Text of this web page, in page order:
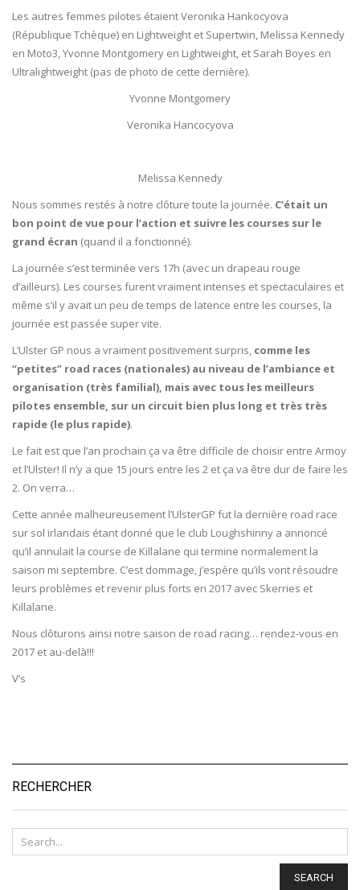
Les autres femmes pilotes étaient Veronika Hankocyova
(République Tchèque) en Lightweight et Supertwin, Melissa Kennedy
en Moto3, Yvonne Montgomery en Lightweight, et Sarah Boyes en
Ultralightweight (pas de photo de cette dernière).
Yvonne Montgomery
Veronika Hancocyova
Melissa Kennedy
Nous sommes restés à notre clôture toute la journée. C’était un
bon point de vue pour l’action et suivre les courses sur le
grand écran (quand il a fonctionné).
La journée s’est terminée vers 17h (avec un drapeau rouge
d’ailleurs). Les courses furent vraiment intenses et spectaculaires et
même s’il y avait un peu de temps de latence entre les courses, la
journée est passée super vite.
L’Ulster GP nous a vraiment positivement surpris, comme les
“petites” road races (nationales) au niveau de l’ambiance et
organisation (très familial), mais avec tous les meilleurs
pilotes ensemble, sur un circuit bien plus long et très très
rapide (le plus rapide).
Le fait est que l’an prochain ça va être difficile de choisir entre Armoy
et l’Ulster! Il n’y a que 15 jours entre les 2 et ça va être dur de faire les
2. On verra…
Cette année malheureusement l’UlsterGP fut la dernière road race
sur sol irlandais étant donné que le club Loughshinny a annoncé
qu’il annulait la course de Killalane qui termine normalement la
saison mi septembre. C’est dommage, j’espère qu’ils vont résoudre
leurs problèmes et revenir plus forts en 2017 avec Skerries et
Killalane.
Nous clôturons ainsi notre saison de road racing… rendez-vous en
2017 et au-delà!!!
V’s
RECHERCHER
SEARCH